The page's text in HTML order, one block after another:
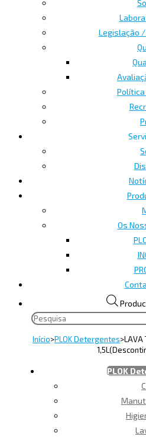
Legislação
Política
Os
Início>PLOK Detergentes>LAVA
PLOK